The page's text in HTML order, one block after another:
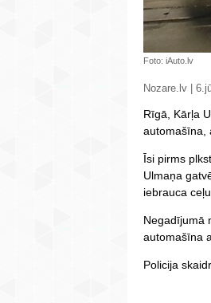
Foto: iAuto.lv
Nozare.lv |
Rīgā, Kārļa
automašīna,
Īsi pirms
Ulmaņa
iebrauca
Negadījumā
automašīna
Policija